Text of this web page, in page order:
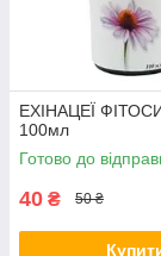
ЕХІНАЦЕЇ
100мл
Готово до
40 ₴ 50 ₴